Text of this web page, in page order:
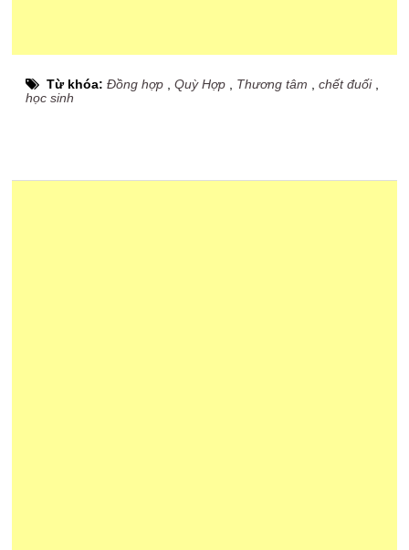
Từ khóa:Đồng hợp ,Quỳ Hợp Thương tâm ,chết đuối,
học sinh